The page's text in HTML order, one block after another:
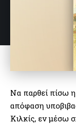
Να παρθεί πίσω
απόφαση
Κιλκίς, εν μέσω